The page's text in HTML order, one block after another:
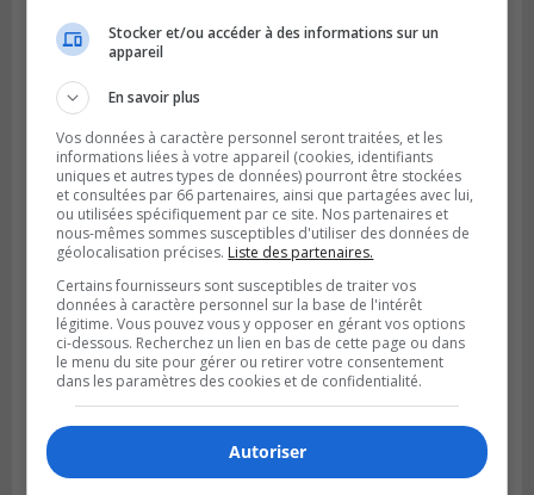
SAINT-BRUNO-DE-MONTARVILLE
Publié le 26 juillet 2026 à 08h01
Saint‑Bruno veut accélérer l’abandon des
outils à essence
Stocker et/ou accéder à des informations sur un
appareil
En savoir plus
Vos données à caractère personnel seront traitées, et les
informations liées à votre appareil (cookies, identifiants
uniques et autres types de données) pourront être stockées
et consultées par 66 partenaires, ainsi que partagées avec lui,
ou utilisées spécifiquement par ce site. Nos partenaires et
nous-mêmes sommes susceptibles d'utiliser des données de
géolocalisation précises. Liste des partenaires.
Certains fournisseurs sont susceptibles de traiter vos
données à caractère personnel sur la base de l'intérêt
légitime. Vous pouvez vous y opposer en gérant vos options
ci-dessous. Recherchez un lien en bas de cette page ou dans
le menu du site pour gérer ou retirer votre consentement
dans les paramètres des cookies et de confidentialité.
Autoriser